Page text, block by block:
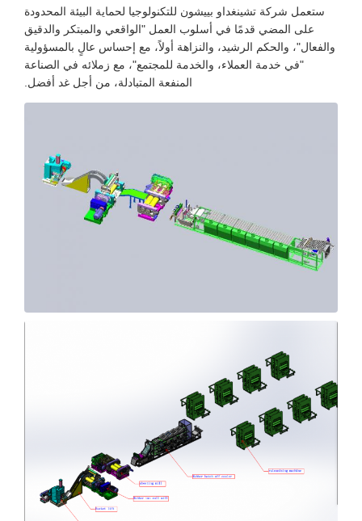
ستعمل شركة تشينغداو بييشون للتكنولوجيا لحماية البيئة المحدودة
على المضي قدمًا في أسلوب العمل "الواقعي والمبتكر والدقيق
والفعال"، والحكم الرشيد، والنزاهة أولاً، مع إحساس عالٍ بالمسؤولية
"في خدمة العملاء، والخدمة للمجتمع"، مع زملائه في الصناعة
المنفعة المتبادلة، من أجل غد أفضل.